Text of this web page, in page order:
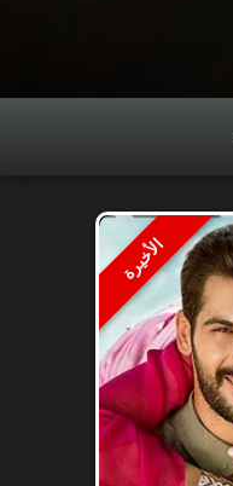
الأخيرة